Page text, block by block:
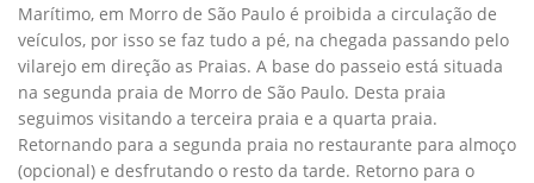
Marítimo, em Morro de São Paulo é proibida a circulação de
veículos, por isso se faz tudo a pé, na chegada passando pelo
vilarejo em direção as Praias. A base do passeio está situada
na segunda praia de Morro de São Paulo. Desta praia
seguimos visitando a terceira praia e a quarta praia.
Retornando para a segunda praia no restaurante para almoço
(opcional) e desfrutando o resto da tarde. Retorno para o